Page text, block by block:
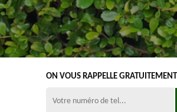
ON VOUS RAPPELLE GRATUITEMENT